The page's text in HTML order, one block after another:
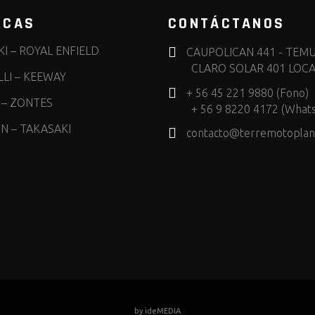
– ROYAL ENFIELD
– KEEWAY
ZONTES
– TAKASAKI
CONTÁCTANOS
CAUPOLICAN 441 -
CLARO SOLAR 401
+ 56 45 221 9880 (Fono)
+ 56 9 8220 4172
by ideMEDIA